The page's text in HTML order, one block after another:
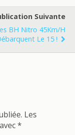
Suivante
BH Nitro 45Km/h
Le 15 !
Les
*